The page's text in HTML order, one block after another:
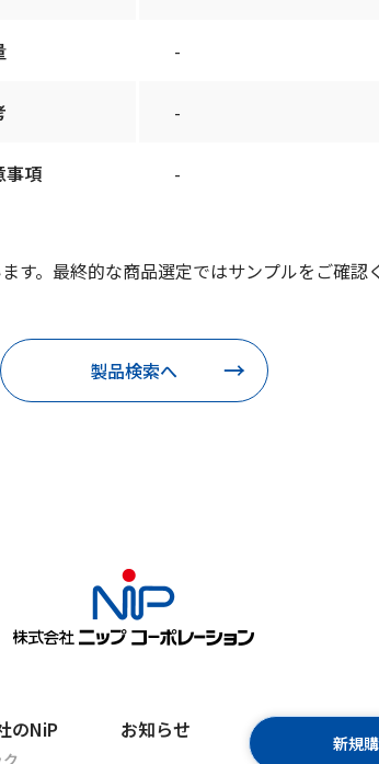
-
-
事項 -
。最終的な商品選定ではサンプルをご確認
製品検索へ
のNiP お知らせ
新規